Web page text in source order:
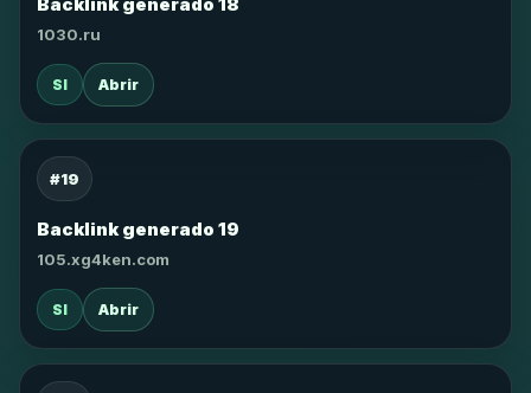
1030.ru
SI Abrir
#19
Backlink generado 19
105.xg4ken.com
SI Abrir